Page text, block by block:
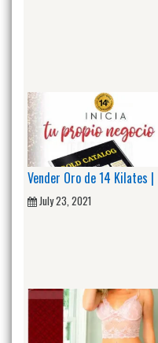
Vender Oro de 14 Kilates |
July 23, 2021